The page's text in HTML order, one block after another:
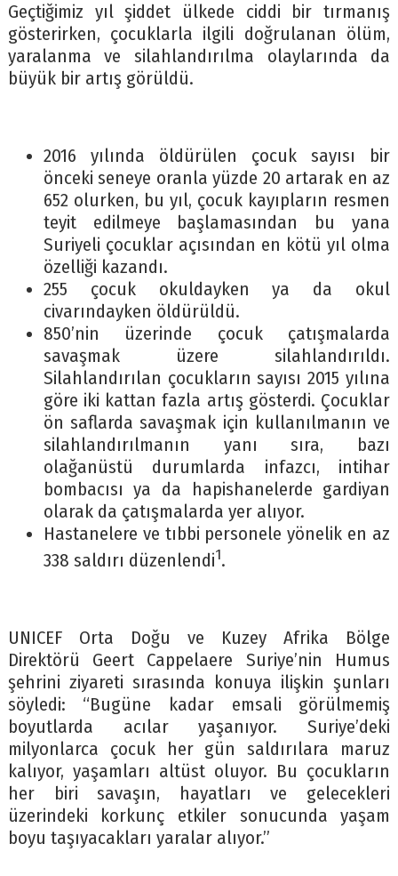
Geçtiğimiz yıl şiddet ülkede ciddi bir tırmanış
gösterirken, çocuklarla ilgili doğrulanan ölüm,
yaralanma ve silahlandırılma olaylarında da
büyük bir artış görüldü.
2016 yılında öldürülen çocuk sayısı bir
önceki seneye oranla yüzde 20 artarak en az
652 olurken, bu yıl, çocuk kayıpların resmen
teyit edilmeye başlamasından bu yana
Suriyeli çocuklar açısından en kötü yıl olma
özelliği kazandı.
255 çocuk okuldayken ya da okul
civarındayken öldürüldü.
850’nin üzerinde çocuk çatışmalarda
savaşmak üzere silahlandırıldı.
Silahlandırılan çocukların sayısı 2015 yılına
göre iki kattan fazla artış gösterdi. Çocuklar
ön saflarda savaşmak için kullanılmanın ve
silahlandırılmanın yanı sıra, bazı
olağanüstü durumlarda infazcı, intihar
bombacısı ya da hapishanelerde gardiyan
olarak da çatışmalarda yer alıyor.
Hastanelere ve tıbbi personele yönelik en az
338 saldırı düzenlendi1.
UNICEF Orta Doğu ve Kuzey Afrika Bölge
Direktörü Geert Cappelaere Suriye’nin Humus
şehrini ziyareti sırasında konuya ilişkin şunları
söyledi: “Bugüne kadar emsali görülmemiş
boyutlarda acılar yaşanıyor. Suriye’deki
milyonlarca çocuk her gün saldırılara maruz
kalıyor, yaşamları altüst oluyor. Bu çocukların
her biri savaşın, hayatları ve gelecekleri
üzerindeki korkunç etkiler sonucunda yaşam
boyu taşıyacakları yaralar alıyor.”